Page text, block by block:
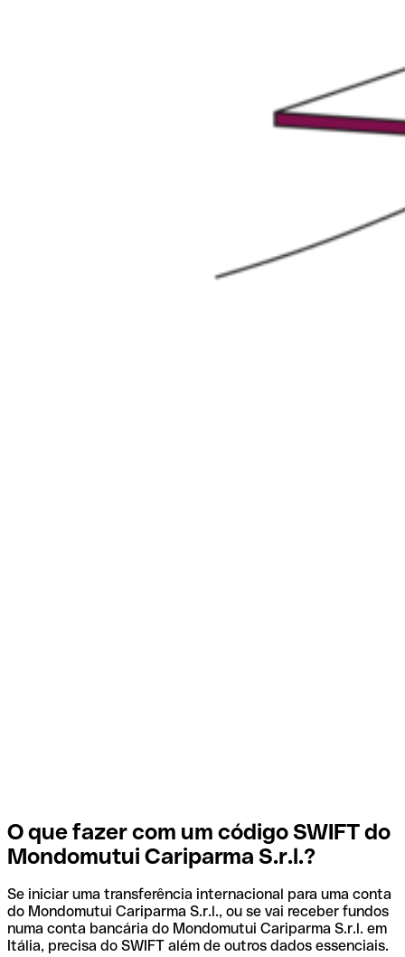
O que fazer com um código SWIFT do
Mondomutui Cariparma S.r.l.?
Se iniciar uma transferência internacional para uma conta
do Mondomutui Cariparma S.r.l., ou se vai receber fundos
numa conta bancária do Mondomutui Cariparma S.r.l. em
Itália, precisa do SWIFT além de outros dados essenciais.